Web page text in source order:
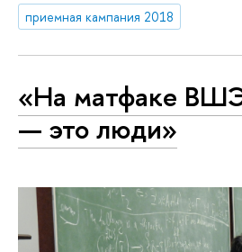
приемная кампания 2018
«На матфаке
— это люди»